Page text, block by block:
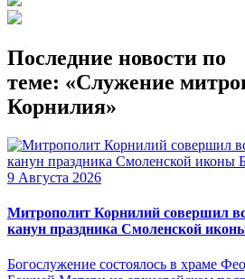
Последние новости по
теме: «Служение
Корнилия»
9 Августа 2026
Митрополит Корнилий совершил
канун праздника Смоленской
Богослужение состоялось в храме